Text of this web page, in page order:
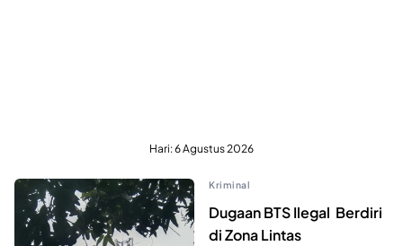
Hari:6 Agustus 2026
Kriminal
Dugaan BTS Ilegal Berdiri
di Zona Lintas